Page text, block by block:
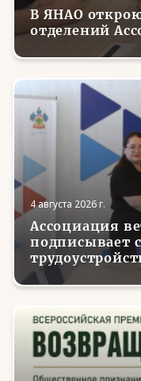
В ЯНАО
отделений
4 августа 2026 г.
Ассоциация
подписывает
занятости в